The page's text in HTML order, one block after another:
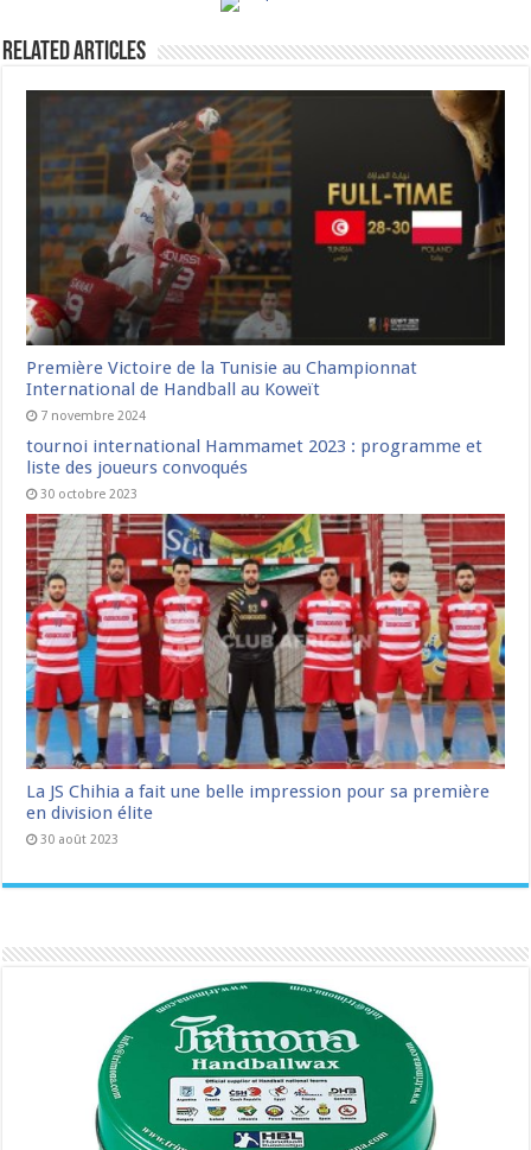
Related Articles
Première Victoire de la Tunisie au Championnat
International de Handball au Koweït
7 novembre 2024
tournoi international Hammamet 2023 : programme et
liste des joueurs convoqués
30 octobre 2023
La JS Chihia a fait une belle impression pour sa première
en division élite
30 août 2023